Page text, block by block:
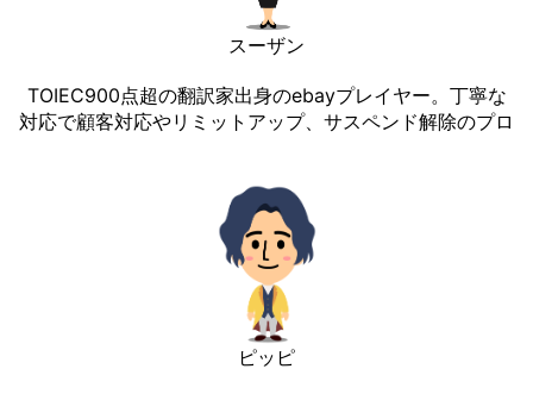
スーザン
TOIEC900点超の翻訳家出身のebayプレイヤー。丁寧な
対応で顧客対応やリミットアップ、サスペンド解除のプロ
ピッピ